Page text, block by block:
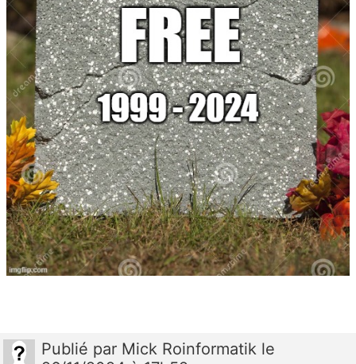
Publié par Mick Roinformatik le